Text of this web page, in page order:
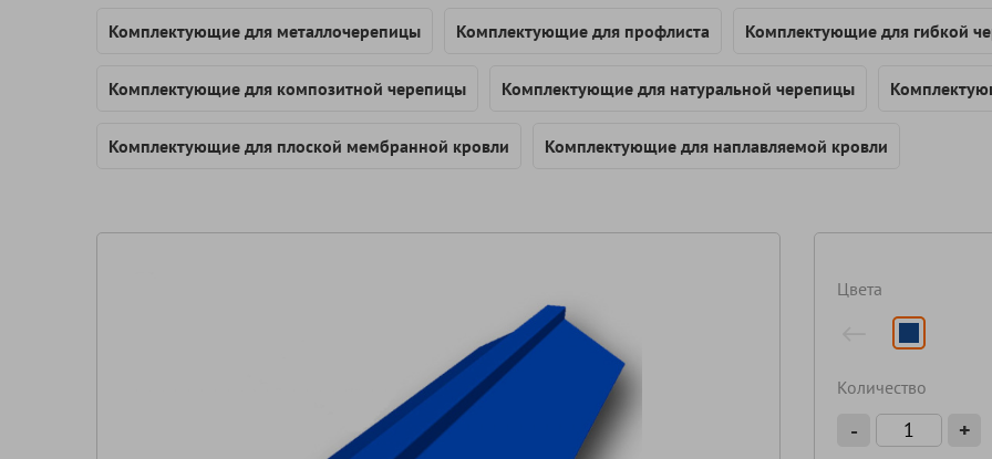
Комплектующие для металлочерепицы Комплектующие для профлиста Комплектующие для гибкой
Комплектующие для композитной черепицы Комплектующие для натуральной черепицы
Комплектующие для плоской мембранной кровли Комплектующие для наплавляемой кровли
Цвета
Количество
- +